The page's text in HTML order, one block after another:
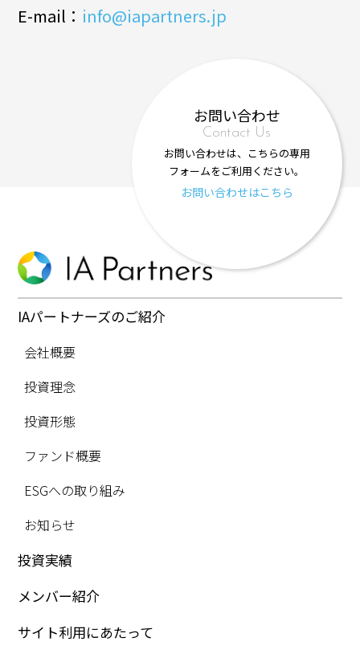
E-mail： info@iapartners.jp
IAパートナーズのご紹介
会社概要
投資理念
投資形態
ファンド概要
ESGへの取り組み
お知らせ
投資実績
メンバー紹介
サイト利用にあたって
お問い合わせ
Contact Us
お問い合わせは、こちらの専用
フォームをご利用ください。
お問い合わせはこちら